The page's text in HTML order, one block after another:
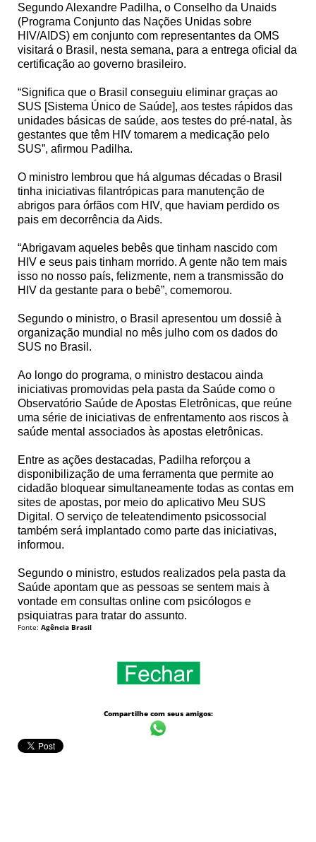
Segundo Alexandre Padilha, o Conselho da Unaids
(Programa Conjunto das Nações Unidas sobre
HIV/AIDS) em conjunto com representantes da OMS
visitará o Brasil, nesta semana, para a entrega oficial da
certificação ao governo brasileiro.
“Significa que o Brasil conseguiu eliminar graças ao
SUS [Sistema Único de Saúde], aos testes rápidos das
unidades básicas de saúde, aos testes do pré-natal, às
gestantes que têm HIV tomarem a medicação pelo
SUS”, afirmou Padilha.
O ministro lembrou que há algumas décadas o Brasil
tinha iniciativas filantrópicas para manutenção de
abrigos para órfãos com HIV, que haviam perdido os
pais em decorrência da Aids.
“Abrigavam aqueles bebês que tinham nascido com
HIV e seus pais tinham morrido. A gente não tem mais
isso no nosso país, felizmente, nem a transmissão do
HIV da gestante para o bebê”, comemorou.
Segundo o ministro, o Brasil apresentou um dossiê à
organização mundial no mês julho com os dados do
SUS no Brasil.
Ao longo do programa, o ministro destacou ainda
iniciativas promovidas pela pasta da Saúde como o
Observatório Saúde de Apostas Eletrônicas, que reúne
uma série de iniciativas de enfrentamento aos riscos à
saúde mental associados às apostas eletrônicas.
Entre as ações destacadas, Padilha reforçou a
disponibilização de uma ferramenta que permite ao
cidadão bloquear simultaneamente todas as contas em
sites de apostas, por meio do aplicativo Meu SUS
Digital. O serviço de teleatendimento psicossocial
também será implantado como parte das iniciativas,
informou.
Segundo o ministro, estudos realizados pela pasta da
Saúde apontam que as pessoas se sentem mais à
vontade em consultas online com psicólogos e
psiquiatras para tratar do assunto.
Fonte: Agência Brasil
Compartilhe com seus amigos: